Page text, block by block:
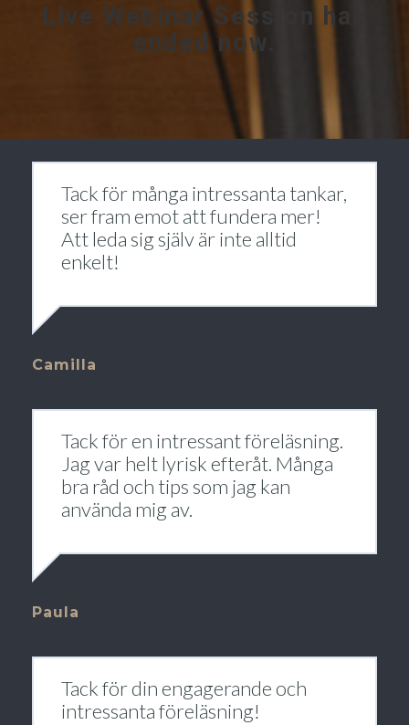
Live Webinar Session has
ended now.
Tack för många intressanta tankar,
ser fram emot att fundera mer!
Att leda sig själv är inte alltid
enkelt!
Camilla
Tack för en intressant föreläsning.
Jag var helt lyrisk efteråt. Många
bra råd och tips som jag kan
använda mig av.
Paula
Tack för din engagerande och
intressanta föreläsning!